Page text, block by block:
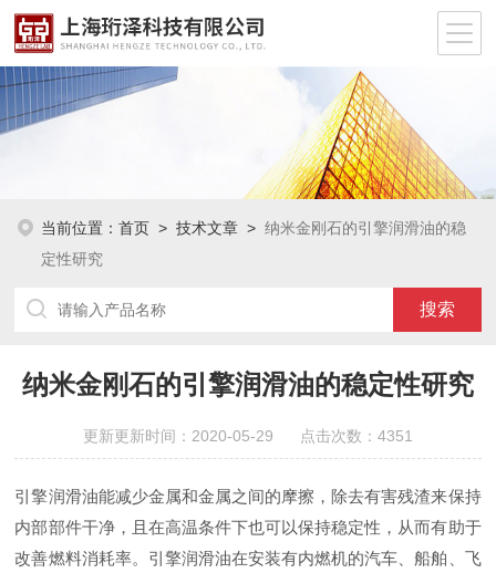
当前位置：首页 >技术文章 >纳米金刚石的引擎润滑油的稳
定性研究
纳米金刚石的引擎润滑油的稳定性研究
更新更新时间：2020-05-29 点击次数：4351
引擎润滑油能减少金属和金属之间的摩擦，除去有害残渣来保持
内部部件干净，且在高温条件下也可以保持稳定性，从而有助于
改善燃料消耗率。引擎润滑油在安装有内燃机的汽车、船舶、飞